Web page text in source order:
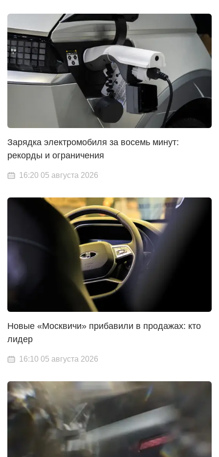
Зарядка электромобиля за восемь минут:
рекорды и ограничения
16:20 05 августа 2026
Новые «Москвичи» прибавили в продажах: кто
лидер
16:10 05 августа 2026